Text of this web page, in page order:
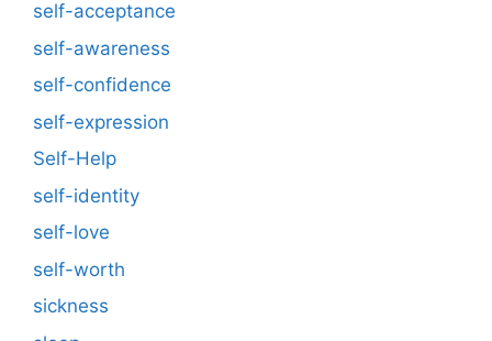
self-acceptance
self-awareness
self-confidence
self-expression
Self-Help
self-identity
self-love
self-worth
sickness